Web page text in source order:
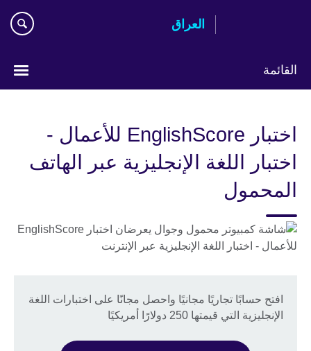
العراق
القائمة
اختبار EnglishScore للأعمال -
اختبار اللغة الإنجليزية عبر الهاتف
المحمول
افتح حسابًا تجاريًا مجانيًا واحصل مجانًا على اختبارات اللغة
الإنجليزية التي قيمتها 250 دولارًا أمريكيًا